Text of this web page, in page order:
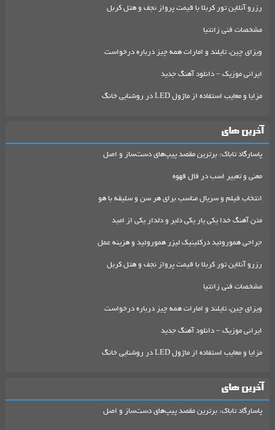
رزرو آنلاین تور کربلا با قیمت پرواز نجف و هتل کربل
مشخصات فنی زانتیا
ویزای چین، تایلند و امارات همه چیز درباره درخواست
ایرانی موزیک – دانلود آهنگ جدید
مزایا و معایب استفاده از ماژول LED در روشنایی خانگ
آخرین های
پاسارگاد تاباک: برترین مقصد پیپ‌های دست‌ساز و اصل
معنی و تعبیر اسب در فال قهوه
انتخاب فیلم و سریال مناسب برای هر سن و سلیقه با هو
متن آهنگ خدا یکی یار یکی دلبر و دلدار یکی از امید
جراحی هموروئید درکلینیک لیزر هموروئید و هزینه عمل
رزرو آنلاین تور کربلا با قیمت پرواز نجف و هتل کربل
مشخصات فنی زانتیا
ویزای چین، تایلند و امارات همه چیز درباره درخواست
ایرانی موزیک – دانلود آهنگ جدید
مزایا و معایب استفاده از ماژول LED در روشنایی خانگ
آخرین های
پاسارگاد تاباک: برترین مقصد پیپ‌های دست‌ساز و اصل